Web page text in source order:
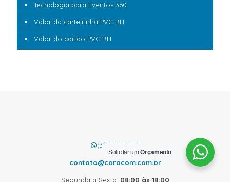
Tecnologia para Eventos 360
Valor da carteirinha PVC BH
Valor do cartão PVC BH
(31) 3889.4521
contato@cardcom.com.br
Segunda a Sexta: 08:00 às 18:00
Solicitar umOrçamento